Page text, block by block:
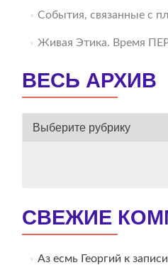
События, связанные с
Живая Этика. Время
ВЕСЬ АРХИВ
ВЕСЬ
СВЕЖИЕ
Аз есмь Георгий к записи